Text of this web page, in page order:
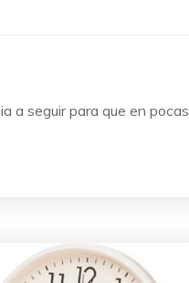
a seguir para que en pocas